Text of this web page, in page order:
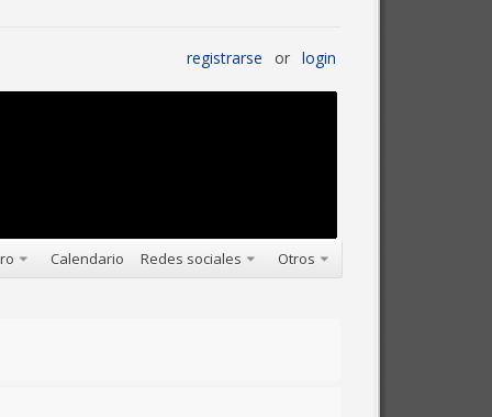
registrarse or login
Calendario Redes sociales Otros